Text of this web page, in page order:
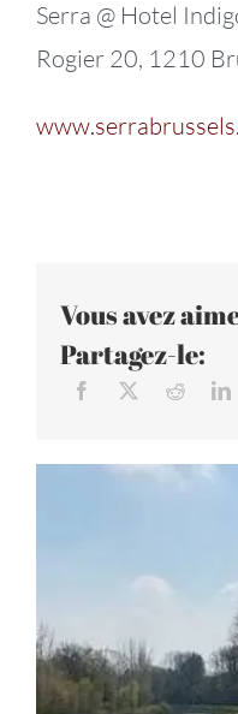
Serra @ Hotel
Rogier 20, 1210
Vous avez
Partagez-le: